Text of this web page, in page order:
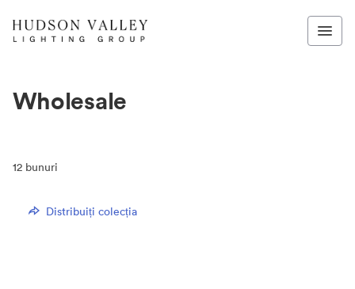
Wholesale
12 bunuri
Distribuiți colecția